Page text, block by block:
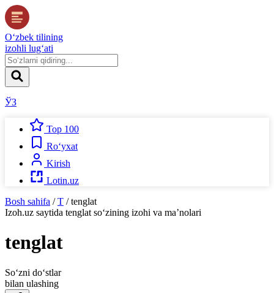
O‘zbek tilining
izohli lug‘ati
ЎЗ
Top 100
Ro‘yxat
Kirish
Lotin.uz
Bosh sahifa / T / tenglat
Izoh.uz saytida tenglat so‘zining izohi va ma’nolari
tenglat
So‘zni do‘stlar
bilan ulashing